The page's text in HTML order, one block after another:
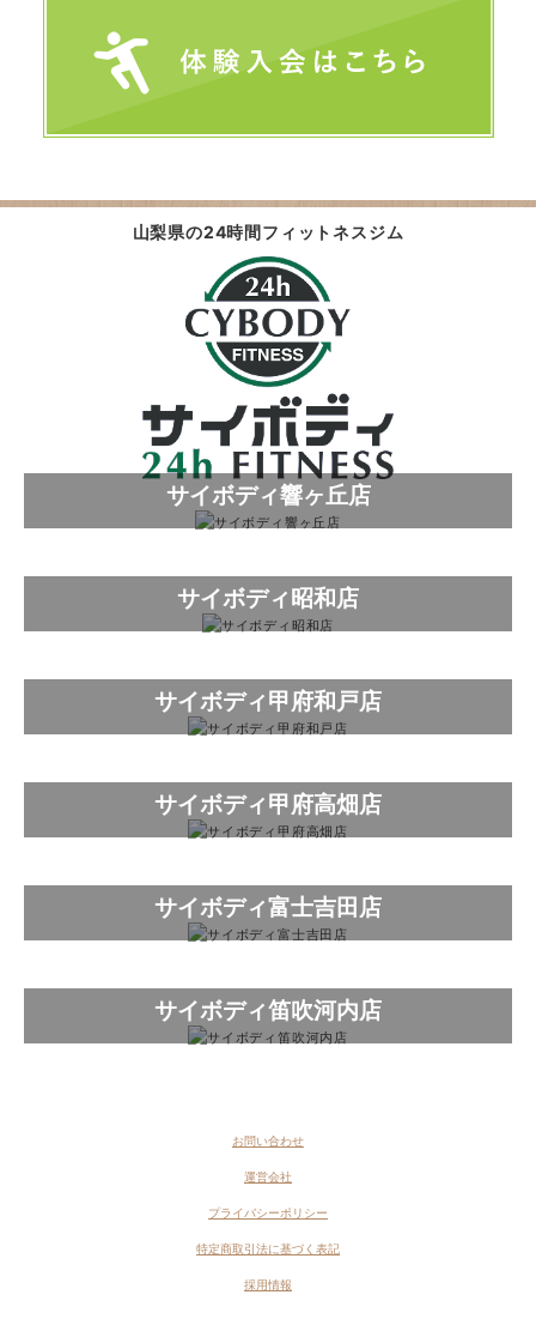
山梨県の24時間フィットネスジム
サイボディ響ヶ丘店
サイボディ昭和店
サイボディ甲府和戸店
サイボディ甲府高畑店
サイボディ富士吉田店
サイボディ笛吹河内店
お問い合わせ
運営会社
プライバシーポリシー
特定商取引法に基づく表記
採用情報